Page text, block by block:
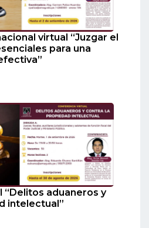
virtual “Juzgar el
para una
aduaneros y
intelectual”